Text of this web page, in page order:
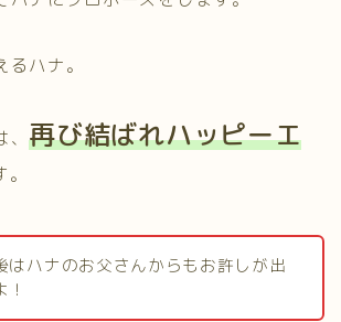
ハナ。
、再び結ばれハッピーエ
はハナのお父さんからもお許しが出